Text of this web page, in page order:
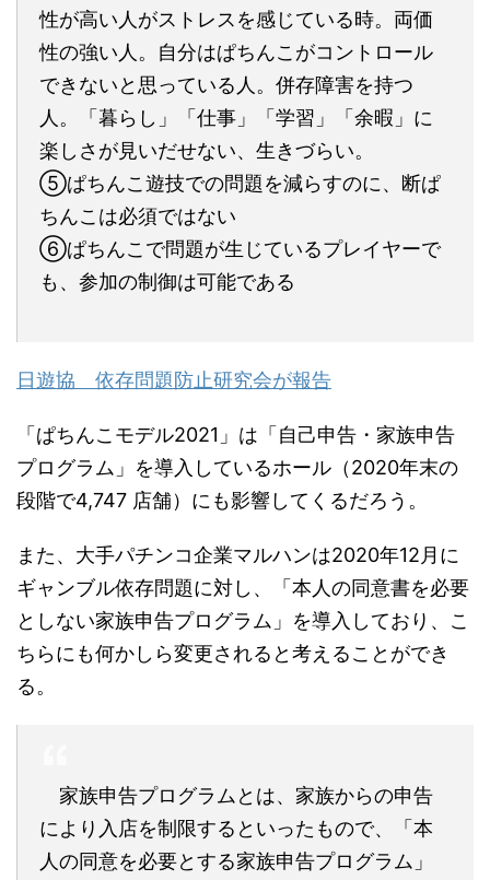
性が高い人がストレスを感じている時。両価
性の強い人。自分はぱちんこがコントロール
できないと思っている人。併存障害を持つ
人。「暮らし」「仕事」「学習」「余暇」に
楽しさが見いだせない、生きづらい。
⑤ぱちんこ遊技での問題を減らすのに、断ぱ
ちんこは必須ではない
⑥ぱちんこで問題が生じているプレイヤーで
も、参加の制御は可能である
日遊協 依存問題防止研究会が報告
「ぱちんこモデル2021」は「自己申告・家族申告
プログラム」を導入しているホール（2020年末の
段階で4,747 店舗）にも影響してくるだろう。
また、大手パチンコ企業マルハンは2020年12月に
ギャンブル依存問題に対し、「本人の同意書を必要
としない家族申告プログラム」を導入しており、こ
ちらにも何かしら変更されると考えることができ
る。
家族申告プログラムとは、家族からの申告
により入店を制限するといったもので、「本
人の同意を必要とする家族申告プログラム」